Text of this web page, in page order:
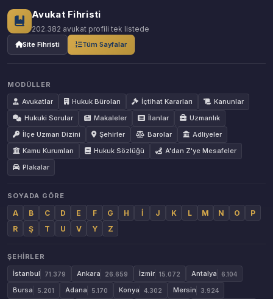
Avukat Fihristi
202.382 avukat profili tek listede
Site Fihristi Tüm Sayfalar
MODÜLLER
Avukatlar
Hukuk Büroları İçtihat Kararları
Kanunlar
Hukuki Sorular
Makaleler İlanlar
Uzmanlık
İlçe Uzman Dizini
Şehirler Barolar
Adliyeler
Kamu Kurumları
Hukuk Sözlüğü
A'dan Z'ye Mesafeler
Plakalar
SOYADA GÖRE
A B C D E F G H İ J K L M N O
P
R
Ş T U V Y Z
ŞEHIRLER
İstanbul
71.379 Ankara 26.659 İzmir 15.072 Antalya 6.104
Bursa 5.201 Adana 5.170 Konya 4.302 Mersin 3.924